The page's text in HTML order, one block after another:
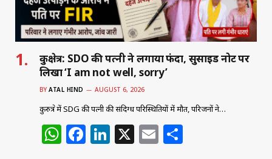
कुरुक्षेत्र: SDO की पत्नी ने लगाया फंदा, सुसाइड नोट पर
लिखा ‘I am not well, sorry’
BY ATAL HIND AUGUST 6, 2026
कुरुक्षेत्र में SDG की पत्नी की संदिग्ध परिस्थितियों में मौत, परिजनों ने…
W F Li X E